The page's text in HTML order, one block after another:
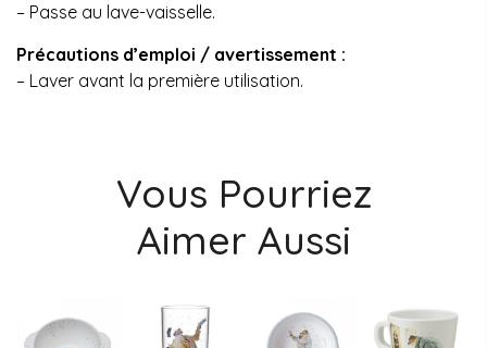
– Passe au lave-vaisselle.
Précautions d’emploi / avertissement :
– Laver avant la première utilisation.
Vous Pourriez
Aimer Aussi